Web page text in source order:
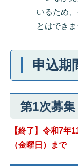
いるため
とはできま
申込期
第1次募集
【終了】令和7年
（金曜日）まで